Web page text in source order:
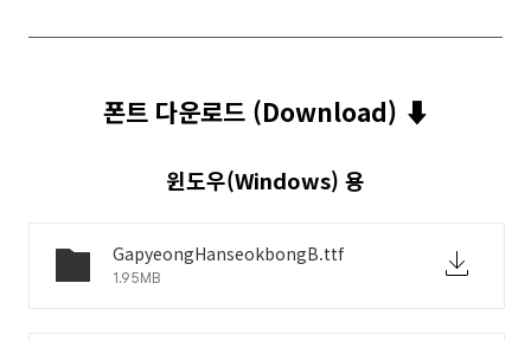
폰트 다운로드 (Download) ⬇︎
윈도우(Windows) 용
GapyeongHanseokbongB.ttf
1.95MB